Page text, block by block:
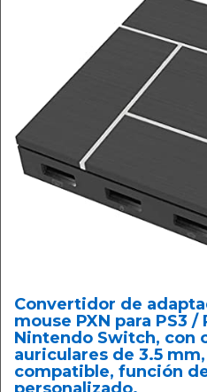
Convertidor de
mouse PXN para PS3
Nintendo Switch, con
auriculares de 3.5
compatible, función